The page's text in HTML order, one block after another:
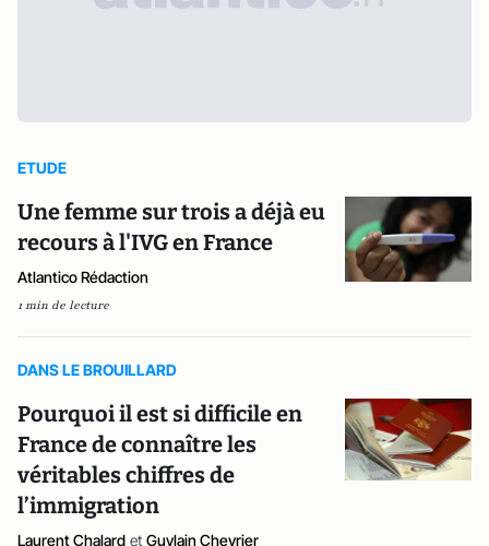
ETUDE
Une femme sur trois a déjà eu
recours à l'IVG en France
Atlantico Rédaction
1 min de lecture
DANS LE BROUILLARD
Pourquoi il est si difficile en
France de connaître les
véritables chiffres de
l’immigration
Laurent Chalard et Guylain Chevrier